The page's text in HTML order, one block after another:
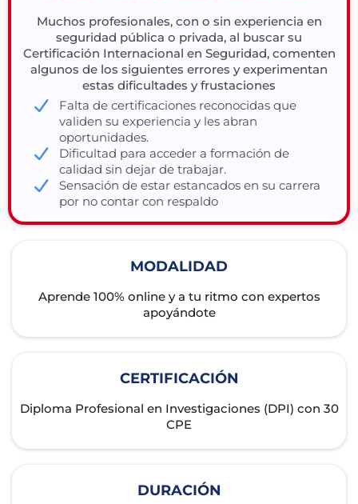
Muchos profesionales, con o sin experiencia en
seguridad pública o privada, al buscar su
Certificación Internacional en Seguridad, comenten
algunos de los siguientes errores y experimentan
estas dificultades y frustaciones
Falta de certificaciones reconocidas que
validen su experiencia y les abran
oportunidades.
Dificultad para acceder a formación de
calidad sin dejar de trabajar.
Sensación de estar estancados en su carrera
por no contar con respaldo
MODALIDAD
Aprende 100% online y a tu ritmo con expertos
apoyándote
CERTIFICACIÓN
Diploma Profesional en Investigaciones (DPI) con 30
CPE
DURACIÓN